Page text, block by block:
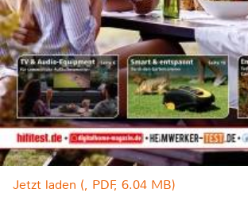
Jetzt laden (, PDF, 6.04 MB)